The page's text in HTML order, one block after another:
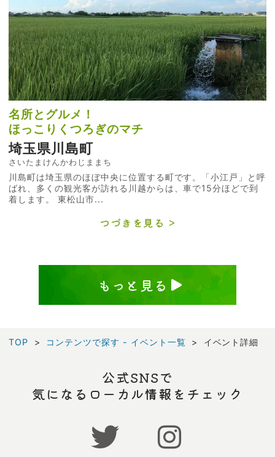
名所とグルメ！
ほっこりくつろぎのマチ
埼玉県川島町
さいたまけんかわじままち
川島町は埼玉県のほぼ中央に位置する町です。「小江戸」と呼
ばれ、多くの観光客が訪れる川越からは、車で15分ほどで到
着します。 東松山市...
つづきを見る
もっと見る
TOP コンテンツで探す - イベント一覧 イベント詳細
公式SNSで
気になるローカル情報をチェック